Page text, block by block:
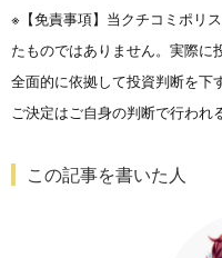
※【免責事項】当クチコミポリ
たものではありません。実際に
全面的に依拠して投資判断を下
ご決定はご自身の判断で行われ
この記事を書いた人